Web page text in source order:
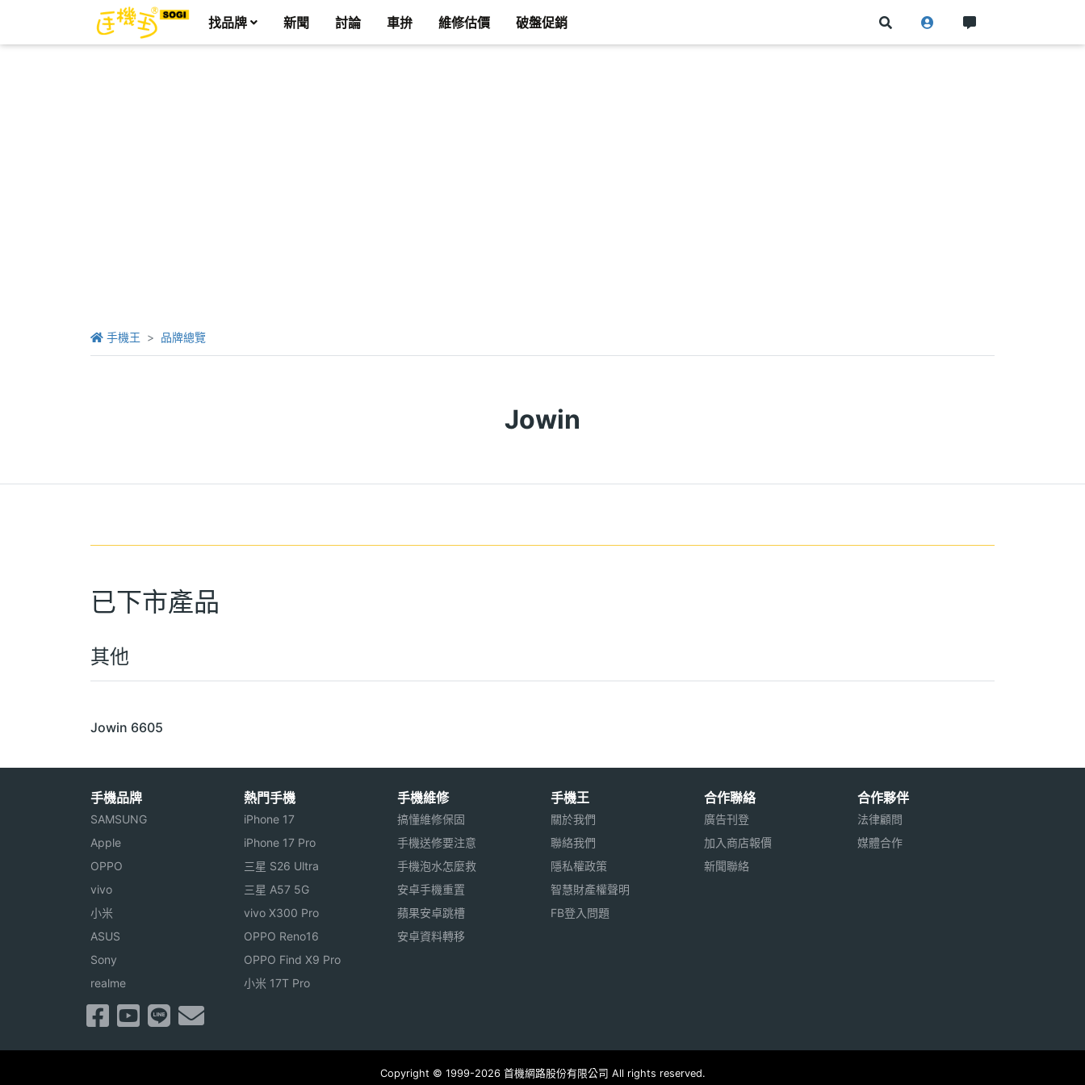
找品牌 新聞 討論 車拚 維修估價 破盤促銷
手機王 品牌總覽
Jowin
已下市產品
其他
Jowin 6605
手機品牌
SAMSUNG
Apple
OPPO
vivo
小米
ASUS
Sony
realme
熱門手機
iPhone 17
iPhone 17 Pro
三星 S26 Ultra
三星 A57 5G
vivo X300 Pro
OPPO Reno16
OPPO Find X9 Pro
小米 17T Pro
手機維修
搞懂維修保固
手機送修要注意
手機泡水怎麼救
安卓手機重置
蘋果安卓跳槽
安卓資料轉移
手機王
關於我們
聯絡我們
隱私權政策
智慧財產權聲明
FB登入問題
合作聯絡
廣告刊登
加入商店報價
新聞聯絡
合作夥伴
法律顧問
媒體合作
Copyright © 1999-2026 首機網路股份有限公司 All rights reserved.